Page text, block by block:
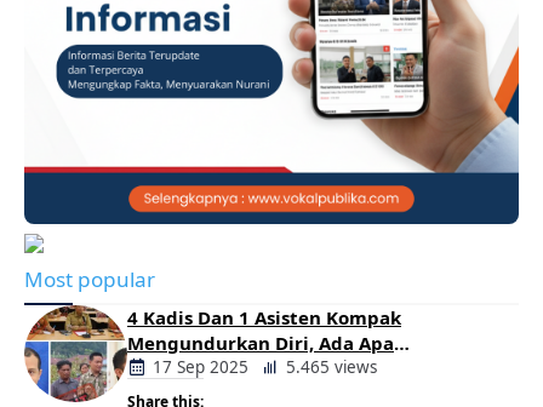
Most popular
4 Kadis Dan 1 Asisten Kompak
Mengundurkan Diri, Ada Apa
Pemerintahan Oloan
17 Sep 2025 5.465 views
Share this: